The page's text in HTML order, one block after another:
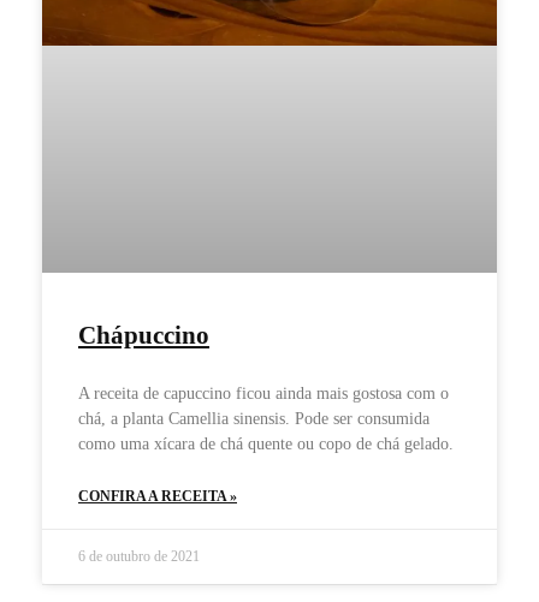
Chápuccino
A receita de capuccino ficou ainda mais gostosa com o
chá, a planta Camellia sinensis. Pode ser consumida
como uma xícara de chá quente ou copo de chá gelado.
CONFIRA A RECEITA »
6 de outubro de 2021